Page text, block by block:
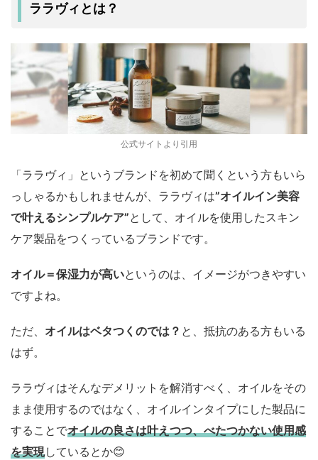
ララヴィとは？
公式サイトより引用
「ララヴィ」というブランドを初めて聞くという方もいら
っしゃるかもしれませんが、ララヴィは”オイルイン美容
で叶えるシンプルケア”として、オイルを使用したスキン
ケア製品をつくっているブランドです。
オイル＝保湿力が高いというのは、イメージがつきやすい
ですよね。
ただ、 オイルはベタつくのでは？ と、抵抗のある方もいる
はず。
ララヴィはそんなデメリットを解消すべく、オイルをその
まま使用するのではなく、オイルインタイプにした製品に
することでオイルの良さは叶えつつ、べたつかない使用感
を実現しているとか😊